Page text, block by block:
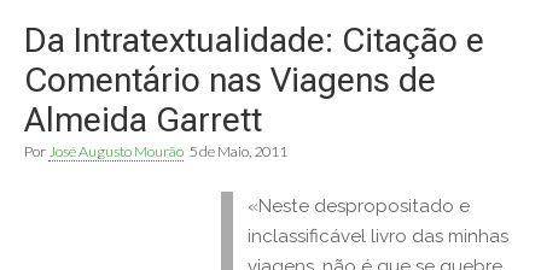
Da Intratextualidade: Citação e
Comentário nas Viagens de
Almeida Garrett
Por José Augusto Mourão 5 de Maio, 2011
«Neste despropositado e
inclassificável livro das minhas